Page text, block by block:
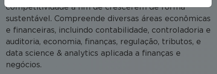
competitividade a fim de crescerem de forma
sustentável. Compreende diversas áreas econômicas
e financeiras, incluindo contabilidade, controladoria e
auditoria, economia, finanças, regulação, tributos, e
data science & analytics aplicada a finanças e
negócios.